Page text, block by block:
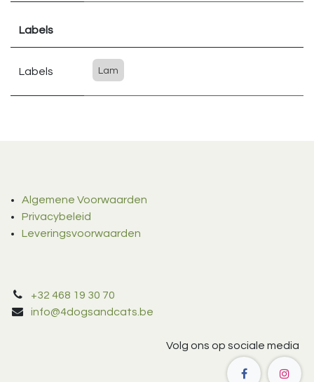
Labels
Labels Lam
Algemene Voorwaarden
Privacybeleid
Leveringsvoorwaarden
+32 468 19 30 70
info@4dogsandcats.be
Volg ons op sociale media